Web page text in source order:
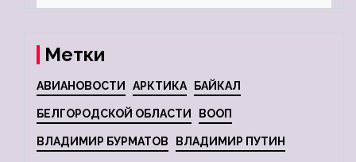
Метки
АВИАНОВОСТИ АРКТИКА БАЙКАЛ
БЕЛГОРОДСКОЙ ОБЛАСТИ ВООП
ВЛАДИМИР БУРМАТОВ ВЛАДИМИР ПУТИН